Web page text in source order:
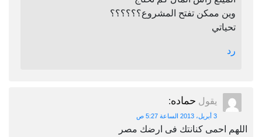
وين ممكن تفتح المشروع؟؟؟؟؟؟
تحياتي
رد
يقول حماده:
3 أبريل، 2013 الساعة 5:27 ص
اللهم احمى كنانتك فى ارضك مصر